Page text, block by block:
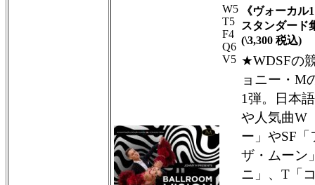
W5
T5
F4
Q6
V5
《ヴォーカル
スタンダード
(\3,300 税込)
★WDSFの
ョニー・M
1弾。日本
や人気曲W
ー」やSF
ザ・ムーン
ニ」、T「